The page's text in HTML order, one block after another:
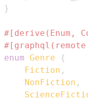
}
#[derive(Enum,
enum Genre
{
Fiction ,
NonFiction ,